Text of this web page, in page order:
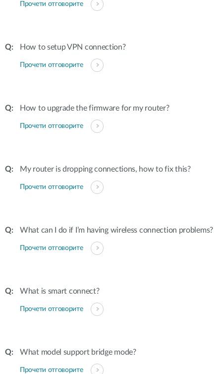
Прочети отговорите
How to setup VPN connection?
Прочети отговорите
How to upgrade the firmware for my router?
Прочети отговорите
My router is dropping connections, how to fix this?
Прочети отговорите
What can I do if I’m having wireless connection problems?
Прочети отговорите
What is smart connect?
Прочети отговорите
What model support bridge mode?
Прочети отговорите